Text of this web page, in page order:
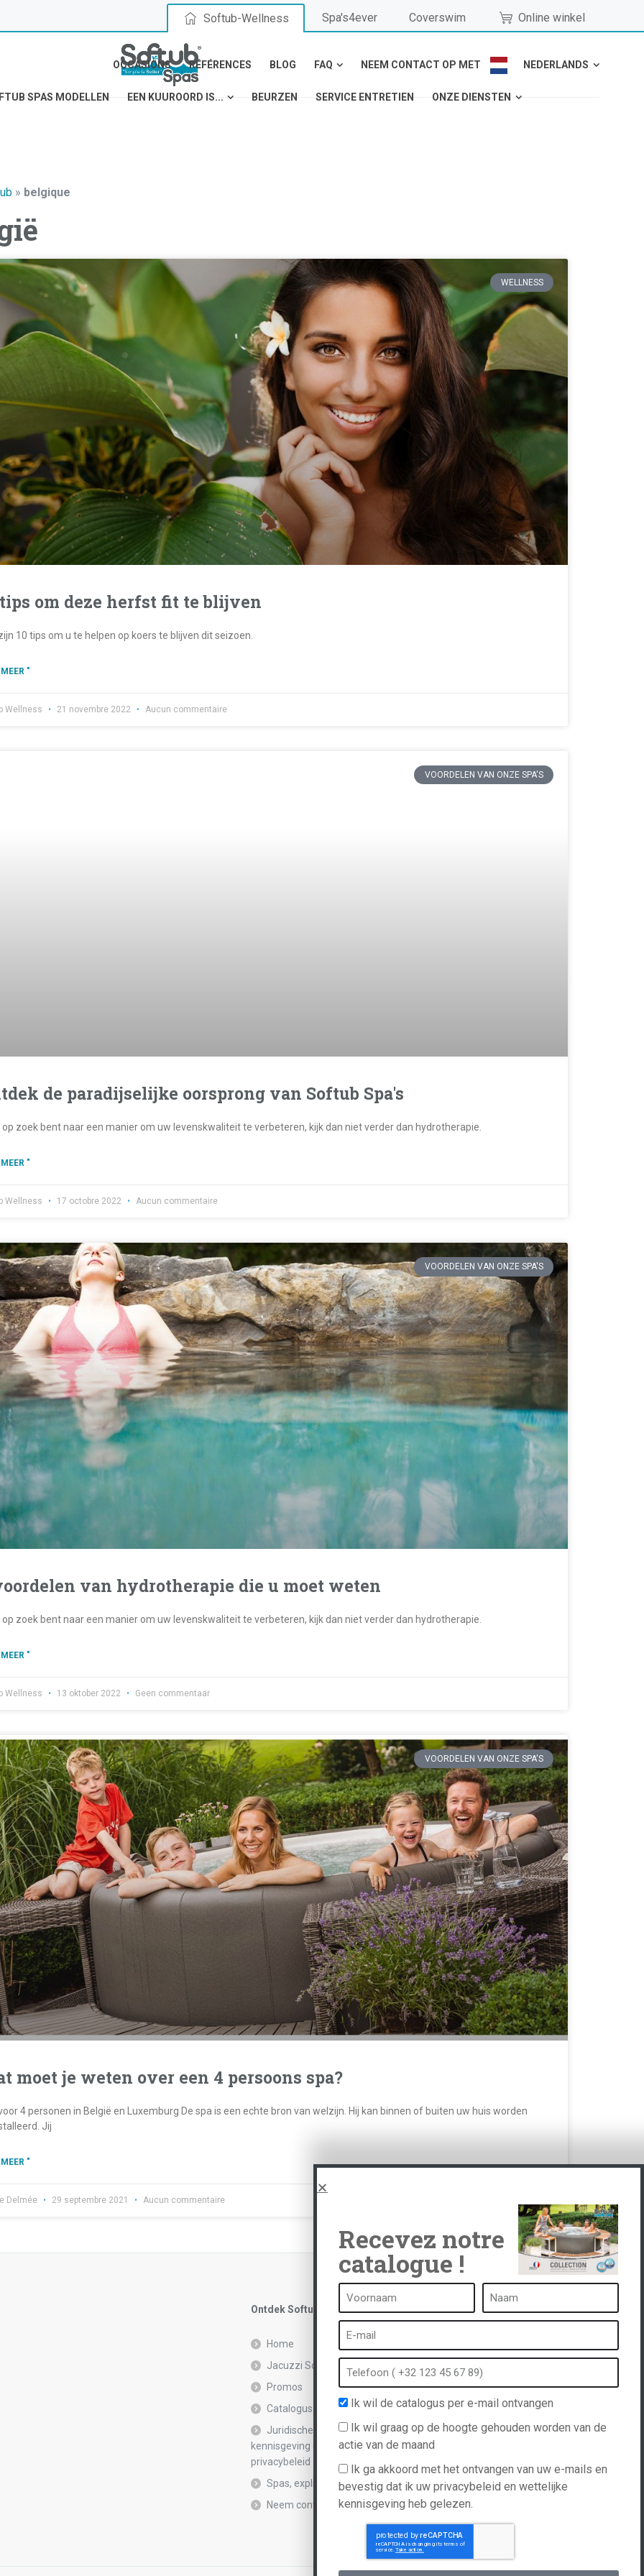
Softub-Wellness Spa's4ever Coverswim Online winkel
OCCASIONS RÉFÉRENCES BLOG FAQ NEEM CONTACT OP MET NEDERLANDS
SPAS MODELLEN EEN KUUROORD IS... BEURZEN SERVICE ENTRETIEN ONZE DIENSTEN
» belgique
WELLNESS
om deze herfst fit te blijven
10 tips om u te helpen op koers te blijven dit seizoen.
"
Wellness 21 novembre 2022 Aucun commentaire
VOORDELEN VAN ONZE SPA'S
de paradijselijke oorsprong van Softub Spa's
op zoek bent naar een manier om uw levenskwaliteit te verbeteren, kijk dan niet verder dan hydrotherapie.
"
Wellness 17 octobre 2022 Aucun commentaire
VOORDELEN VAN ONZE SPA'S
van hydrotherapie die u moet weten
op zoek bent naar een manier om uw levenskwaliteit te verbeteren, kijk dan niet verder dan hydrotherapie.
"
Wellness 13 oktober 2022 Geen commentaar
VOORDELEN VAN ONZE SPA'S
moet je weten over een 4 persoons spa?
4 personen in België en Luxemburg De spa is een echte bron van welzijn. Hij kan binnen of buiten uw huis worden
Jij
"
Delmée 29 septembre 2021 Aucun commentaire
Ontdek Softub
Home
Jacuzzi Softub
Promos
Catalogusaanvraag
Juridische
kennisgeving en
privacybeleid
Spas, explications
Neem contact op met
Een kuuroord is...
Bubbelbad
Binnen Spa
Buiten spa
Spa in de winter
Ingebouwde spa
Spa en hydrotherapie
Recevez notre
catalogue !
Ik wil de catalogus per e-mail ontvangen
Ik wil graag op de hoogte gehouden worden van de
actie van de maand
Ik ga akkoord met het ontvangen van uw e-mails en
bevestig dat ik uw privacybeleid en wettelijke
kennisgeving heb gelezen.